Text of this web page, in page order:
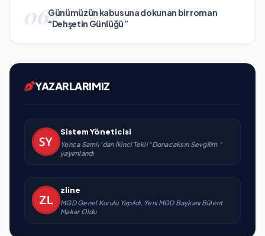
06Günümüzün kabusuna dokunan bir roman
“Dehşetin Günlüğü”
YAZARLARIMIZ
Sistem Yöneticisi
Yonca Samlı ‘dan İkinci Tekli “Donacaksın Sevgilim “
yayımlandı
zline
MGD Genel Kurulu Yapıldı, Yeni MGD Başkanı Bülent
Makar Oldu